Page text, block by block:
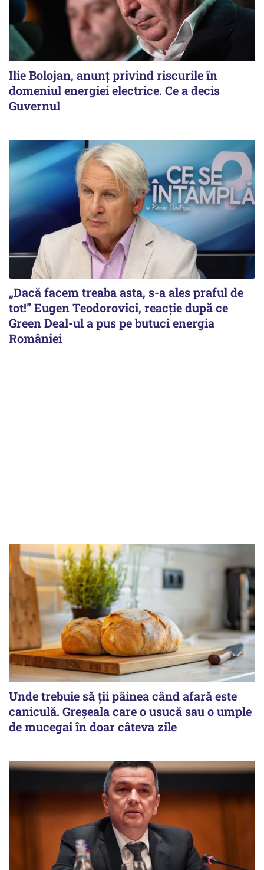
Ilie Bolojan, anunț privind riscurile în
domeniul energiei electrice. Ce a decis
Guvernul
„Dacă facem treaba asta, s-a ales praful de
tot!” Eugen Teodorovici, reacție după ce
Green Deal-ul a pus pe butuci energia
României
Unde trebuie să ții pâinea când afară este
caniculă. Greșeala care o usucă sau o umple
de mucegai în doar câteva zile